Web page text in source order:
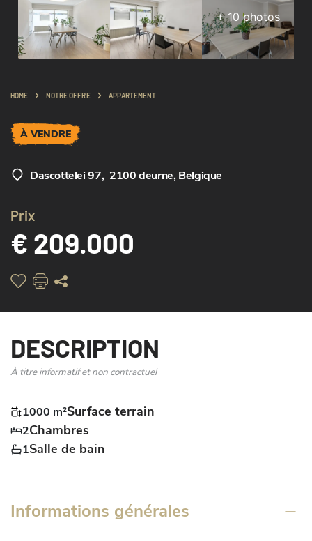
+10 photos
HOME NOTRE OFFRE APPARTEMENT
À VENDRE
Dascottelei 97, 2100 deurne, Belgique
Prix
€ 209.000
DESCRIPTION
À titre informatif et non contractuel
1000 m²Surface terrain
2Chambres
1Salle de bain
Informations générales